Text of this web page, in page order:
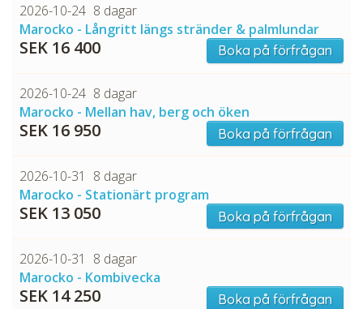
2026-10-24 8 dagar
Marocko - Långritt längs stränder & palmlundar
SEK 16 400 Boka på förfrågan
2026-10-24 8 dagar
Marocko - Mellan hav, berg och öken
SEK 16 950 Boka på förfrågan
2026-10-31
8 dagar
Marocko - Stationärt program
SEK 13 050 Boka på förfrågan
2026-10-31
8 dagar
Marocko - Kombivecka
SEK 14 250 Boka på förfrågan